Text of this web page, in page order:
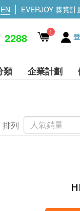
EN EVERJOY 獎賞計
2288 1
類 企業計劃
排列